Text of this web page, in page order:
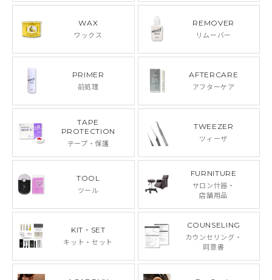
WAX
ワックス
REMOVER
リムーバー
PRIMER
前処理
AFTERCARE
アフターケア
TAPE
PROTECTION
テープ・保護
TWEEZER
ツィーザ
TOOL
ツール
FURNITURE
サロン什器・
店舗用品
KIT・SET
キット・セット
COUNSELING
カウンセリング・
同意書